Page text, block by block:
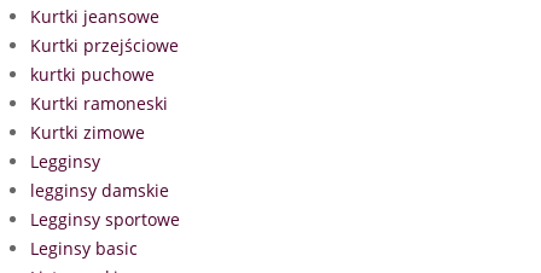
Kurtki jeansowe
Kurtki przejściowe
kurtki puchowe
Kurtki ramoneski
Kurtki zimowe
Legginsy
legginsy damskie
Legginsy sportowe
Leginsy basic